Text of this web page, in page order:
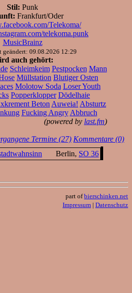
Stil: Punk
Frankfurt/Oder
Telekoma/
telekoma.punk
MusicBrainz
geändert: 09.08.2026 12:29
auch gehört:
Schleimkeim Pestpocken Mann
Müllstation Blutiger Osten
Molotow Soda Loser Youth
Popperklopper Dödelhaie
Beton Auweia! Absturtz
Fucking Angry Abbruch
(powered by last.fm)
Termine (27) Kommentare (0)
Berlin, SO 36
part ofbierschinken.net
Impressum | Datenschutz